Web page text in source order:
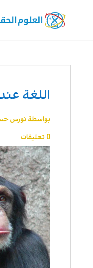
اللغة
بواسطةنورس
0 تعليقات